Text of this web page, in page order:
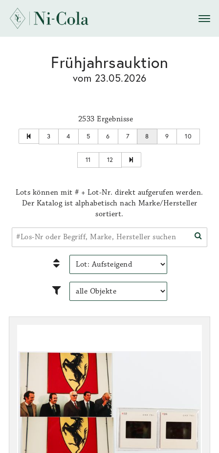
Frühjahrsauktion
vom 23.05.2026
2533 Ergebnisse
3 4 5 6 7 8 9 10
11 12
Lots können mit # + Lot-Nr. direkt aufgerufen werden.
Der Katalog ist alphabetisch nach Marke/Hersteller
sortiert.